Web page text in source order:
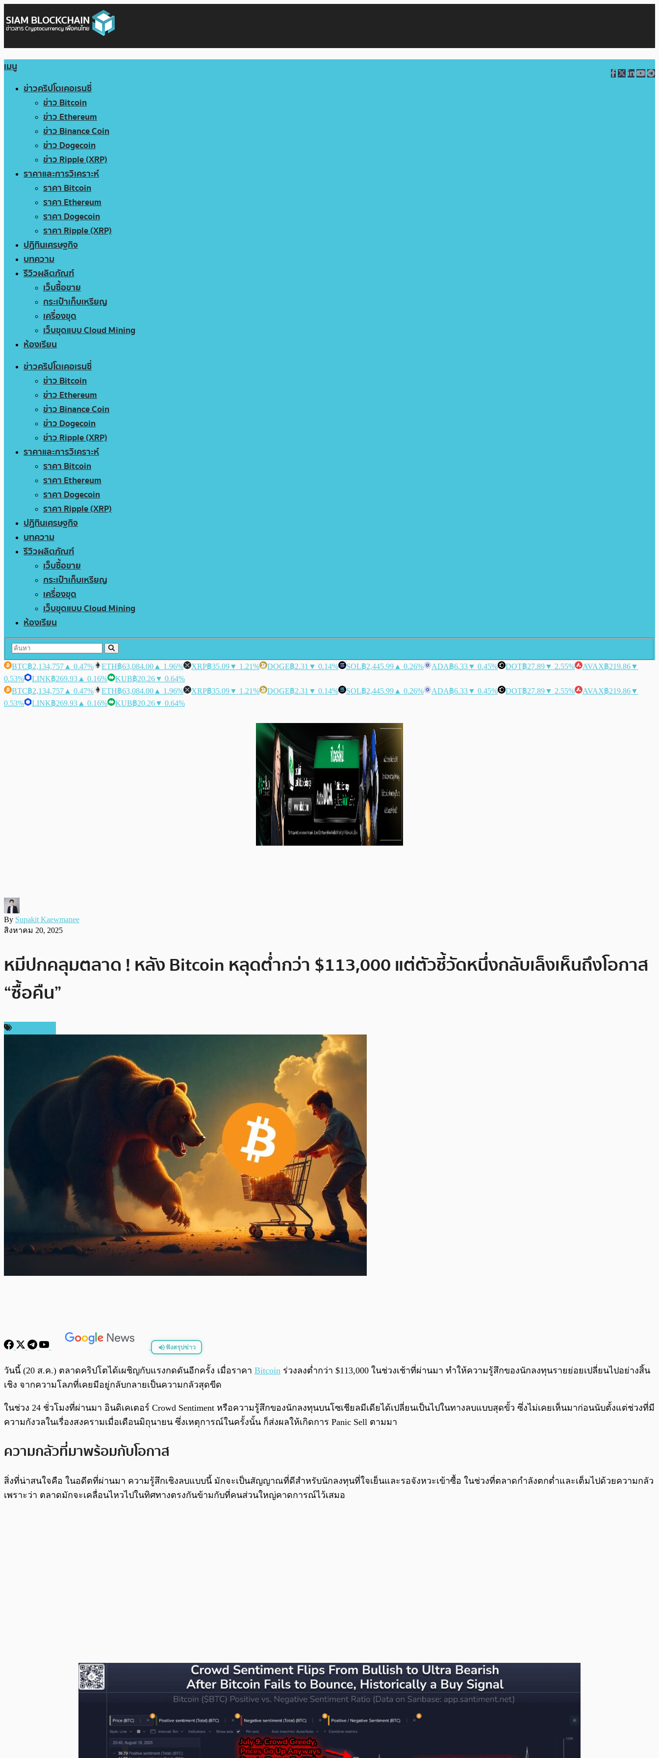
เมนู
ข่าวคริปโตเคอเรนซี่
ข่าว Bitcoin
ข่าว Ethereum
ข่าว Binance Coin
ข่าว Dogecoin
ข่าว Ripple (XRP)
ราคาและการวิเคราะห์
ราคา Bitcoin
ราคา Ethereum
ราคา Dogecoin
ราคา Ripple (XRP)
ปฏิทินเศรษฐกิจ
บทความ
รีวิวผลิตภัณฑ์
เว็บซื้อขาย
กระเป๋าเก็บเหรียญ
เครื่องขุด
เว็บขุดแบบ Cloud Mining
ห้องเรียน
ข่าวคริปโตเคอเรนซี่
ข่าว Bitcoin
ข่าว Ethereum
ข่าว Binance Coin
ข่าว Dogecoin
ข่าว Ripple (XRP)
ราคาและการวิเคราะห์
ราคา Bitcoin
ราคา Ethereum
ราคา Dogecoin
ราคา Ripple (XRP)
ปฏิทินเศรษฐกิจ
บทความ
รีวิวผลิตภัณฑ์
เว็บซื้อขาย
กระเป๋าเก็บเหรียญ
เครื่องขุด
เว็บขุดแบบ Cloud Mining
ห้องเรียน
BTC฿2,134,757 ▲ 0.47% ETH฿63,084.00 ▲ 1.96% XRP฿35.09▼ 1.21% DOGE฿2.31 ▼ 0.14% SOL฿2,445.99 ▲ 0.26% ADA฿6.33▼ 0.45% DOT฿27.89▼ 2.55% AVAX฿219.86▼
0.53%
LINK฿269.93 ▲ 0.16% KUB฿20.26▼ 0.64%
BTC฿2,134,757 ▲ 0.47% ETH฿63,084.00 ▲ 1.96% XRP฿35.09▼ 1.21% DOGE฿2.31 ▼ 0.14% SOL฿2,445.99 ▲ 0.26% ADA฿6.33▼ 0.45% DOT฿27.89▼ 2.55% AVAX฿219.86▼
0.53%
LINK฿269.93 ▲ 0.16% KUB฿20.26▼ 0.64%
By Supakit Kaewmanee
สิงหาคม 20, 2025
หมีปกคลุมตลาด ! หลัง Bitcoin หลุดต่ำกว่า $113,000 แต่ตัวชี้วัดหนึ่งกลับเล็งเห็นถึงโอกาส
“ซื้อคืน”
ฟังสรุปข่าว
พร้อมเล่น 0:00 /0:00
วันนี้ (20 ส.ค.) ตลาดคริปโตได้เผชิญกับแรงกดดันอีกครั้ง เมื่อราคา Bitcoin ร่วงลงต่ำกว่า $113,000 ในช่วงเช้าที่ผ่านมา ทำให้ความรู้สึกของนักลงทุนรายย่อยเปลี่ยนไปอย่างสิ้น
เชิง จากความโลภที่เคยมีอยู่กลับกลายเป็นความกลัวสุดขีด
ในช่วง 24 ชั่วโมงที่ผ่านมา อินดิเคเตอร์ Crowd Sentiment หรือความรู้สึกของนักลงทุนบนโซเชียลมีเดียได้เปลี่ยนเป็นไปในทางลบแบบสุดขั้ว ซึ่งไม่เคยเห็นมาก่อนนับตั้งแต่ช่วงที่มี
ความกังวลในเรื่องสงครามเมื่อเดือนมิถุนายน ซึ่งเหตุการณ์ในครั้งนั้น ก็ส่งผลให้เกิดการ Panic Sell ตามมา
ความกลัวที่มาพร้อมกับโอกาส
สิ่งที่น่าสนใจคือ ในอดีตที่ผ่านมา ความรู้สึกเชิงลบแบบนี้ มักจะเป็นสัญญาณที่ดีสำหรับนักลงทุนที่ใจเย็นและรอจังหวะเข้าซื้อ ในช่วงที่ตลาดกำลังตกต่ำและเต็มไปด้วยความกลัว
เพราะว่า ตลาดมักจะเคลื่อนไหวไปในทิศทางตรงกันข้ามกับที่คนส่วนใหญ่คาดการณ์ไว้เสมอ